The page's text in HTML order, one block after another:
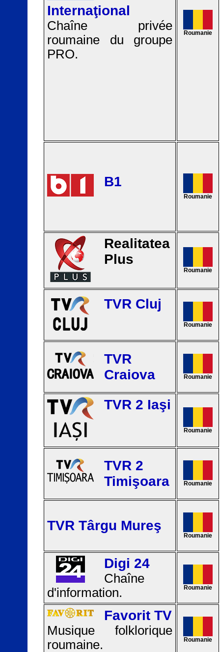
Internaţional
Chaîne privée
roumaine du groupe
PRO.
Roumanie
B1
Roumanie
Realitatea
Plus
Roumanie
TVR Cluj
Roumanie
TVR
Craiova
Roumanie
TVR 2 Iaşi
Roumanie
TVR 2
Timişoara
Roumanie
TVR Târgu Mureş
Roumanie
Digi 24
Chaîne
d'information.
Roumanie
Favorit TV
Musique folklorique
roumaine.
Roumanie